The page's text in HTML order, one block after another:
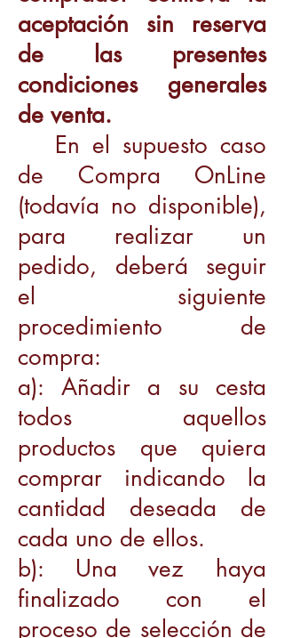
aceptación sin reserva
de las presentes
condiciones generales
de venta.
En el supuesto caso
de Compra OnLine
(todavía no disponible),
para realizar un
pedido, deberá seguir
el siguiente
procedimiento de
compra:
a): Añadir a su cesta
todos aquellos
productos que quiera
comprar indicando la
cantidad deseada de
cada uno de ellos.
b): Una vez haya
finalizado con el
proceso de selección de